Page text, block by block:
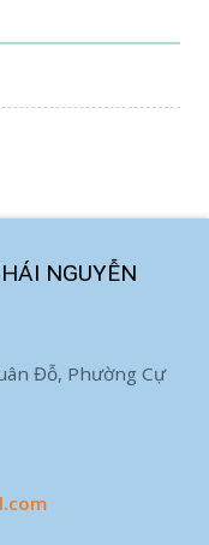
NGUYỄN
Đỗ, Phường Cự